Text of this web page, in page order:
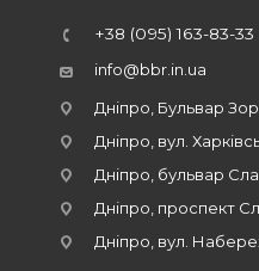
+38 (095) 163-83-33
info@bbr.in.ua
Дніпро, Бульвар
Дніпро, вул.
Дніпро, бульвар
Дніпро, проспект
Дніпро, вул.